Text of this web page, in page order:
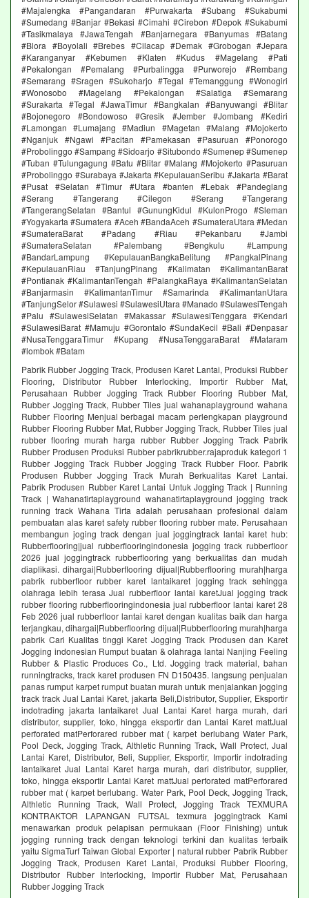
#Majalengka #Pangandaran #Purwakarta #Subang #Sukabumi
#Sumedang #Banjar #Bekasi #Cimahi #Cirebon #Depok #Sukabumi
#Tasikmalaya #JawaTengah #Banjarnegara #Banyumas #Batang
#Blora #Boyolali #Brebes #Cilacap #Demak #Grobogan #Jepara
#Karanganyar #Kebumen #Klaten #Kudus #Magelang #Pati
#Pekalongan #Pemalang #Purbalingga #Purworejo #Rembang
#Semarang #Sragen #Sukoharjo #Tegal #Temanggung #Wonogiri
#Wonosobo #Magelang #Pekalongan #Salatiga #Semarang
#Surakarta #Tegal #JawaTimur #Bangkalan #Banyuwangi #Blitar
#Bojonegoro #Bondowoso #Gresik #Jember #Jombang #Kediri
#Lamongan #Lumajang #Madiun #Magetan #Malang #Mojokerto
#Nganjuk #Ngawi #Pacitan #Pamekasan #Pasuruan #Ponorogo
#Probolinggo #Sampang #Sidoarjo #Situbondo #Sumenep #Sumenep
#Tuban #Tulungagung #Batu #Blitar #Malang #Mojokerto #Pasuruan
#Probolinggo #Surabaya #Jakarta #KepulauanSeribu #Jakarta #Barat
#Pusat #Selatan #Timur #Utara #banten #Lebak #Pandeglang
#Serang #Tangerang #Cilegon #Serang #Tangerang
#TangerangSelatan #Bantul #GunungKidul #KulonProgo #Sleman
#Yogyakarta #Sumatera #Aceh #BandaAceh #SumateraUtara #Medan
#SumateraBarat #Padang #Riau #Pekanbaru #Jambi
#SumateraSelatan #Palembang #Bengkulu #Lampung
#BandarLampung #KepulauanBangkaBelitung #PangkalPinang
#KepulauanRiau #TanjungPinang #Kalimatan #KalimantanBarat
#Pontianak #KalimantanTengah #PalangkaRaya #KalimantanSelatan
#Banjarmasin #KalimantanTimur #Samarinda #KalimantanUtara
#TanjungSelor #Sulawesi #SulawesiUtara #Manado #SulawesiTengah
#Palu #SulawesiSelatan #Makassar #SulawesiTenggara #Kendari
#SulawesiBarat #Mamuju #Gorontalo #SundaKecil #Bali #Denpasar
#NusaTenggaraTimur #Kupang #NusaTenggaraBarat #Mataram
#lombok #Batam
Pabrik Rubber Jogging Track, Produsen Karet Lantai, Produksi Rubber
Flooring, Distributor Rubber Interlocking, Importir Rubber Mat,
Perusahaan Rubber Jogging Track Rubber Flooring Rubber Mat,
Rubber Jogging Track, Rubber Tiles jual wahanaplayground wahana
Rubber Flooring Menjual berbagai macam perlengkapan playground
Rubber Flooring Rubber Mat, Rubber Jogging Track, Rubber Tiles jual
rubber flooring murah harga rubber Rubber Jogging Track Pabrik
Rubber Produsen Produksi Rubber pabrikrubber.rajaproduk kategori 1
Rubber Jogging Track Rubber Jogging Track Rubber Floor. Pabrik
Produsen Rubber Jogging Track Murah Berkualitas Karet Lantai.
Pabrik Produsen Rubber Karet Lantai Untuk Jogging Track | Running
Track | Wahanatirtaplayground wahanatirtaplayground jogging track
running track Wahana Tirta adalah perusahaan profesional dalam
pembuatan alas karet safety rubber flooring rubber mate. Perusahaan
membangun joging track dengan jual joggingtrack lantai karet hub:
Rubberflooring|jual rubberflooringindonesia jogging track rubberfloor
2026 jual joggingtrack rubberflooring yang berkualitas dan mudah
diaplikasi. dihargai|Rubberflooring dijual|Rubberflooring murah|harga
pabrik rubberfloor rubber karet lantaikaret jogging track sehingga
olahraga lebih terasa Jual rubberfloor lantai karetJual jogging track
rubber flooring rubberflooringindonesia jual rubberfloor lantai karet 28
Feb 2026 jual rubberfloor lantai karet dengan kualitas baik dan harga
terjangkau, dihargai|Rubberflooring dijual|Rubberflooring murah|harga
pabrik Cari Kualitas tinggi Karet Jogging Track Produsen dan Karet
Jogging indonesian Rumput buatan & olahraga lantai Nanjing Feeling
Rubber & Plastic Produces Co., Ltd. Jogging track material, bahan
runningtracks, track karet produsen FN D150435. langsung penjualan
panas rumput karpet rumput buatan murah untuk menjalankan jogging
track track Jual Lantai Karet, jakarta Beli,Distributor, Supplier, Eksportir
indotrading jakarta lantaikaret Jual Lantai Karet harga murah, dari
distributor, supplier, toko, hingga eksportir dan Lantai Karet mattJual
perforated matPerforared rubber mat ( karpet berlubang Water Park,
Pool Deck, Jogging Track, Althletic Running Track, Wall Protect, Jual
Lantai Karet, Distributor, Beli, Supplier, Eksportir, Importir indotrading
lantaikaret Jual Lantai Karet harga murah, dari distributor, supplier,
toko, hingga eksportir Lantai Karet mattJual perforated matPerforared
rubber mat ( karpet berlubang. Water Park, Pool Deck, Jogging Track,
Althletic Running Track, Wall Protect, Jogging Track TEXMURA
KONTRAKTOR LAPANGAN FUTSAL texmura joggingtrack Kami
menawarkan produk pelapisan permukaan (Floor Finishing) untuk
jogging running track dengan teknologi terkini dan kualitas terbaik
yaitu SigmaTurf Taiwan Global Exporter | natural rubber Pabrik Rubber
Jogging Track, Produsen Karet Lantai, Produksi Rubber Flooring,
Distributor Rubber Interlocking, Importir Rubber Mat, Perusahaan
Rubber Jogging Track